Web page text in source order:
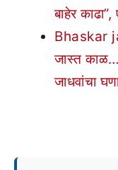
बाहेर
Bhaskar
जास्त
जाधवांचा